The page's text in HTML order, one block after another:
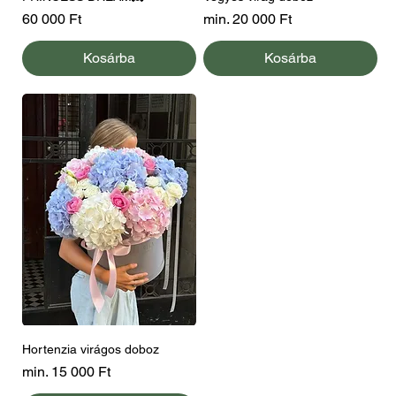
Ár
60 000 Ft
Kosárba
min.20 000 Ft
Akciós ár
Kosárba
Hortenzia virágos doboz
min. 15 000 Ft
Akciós ár